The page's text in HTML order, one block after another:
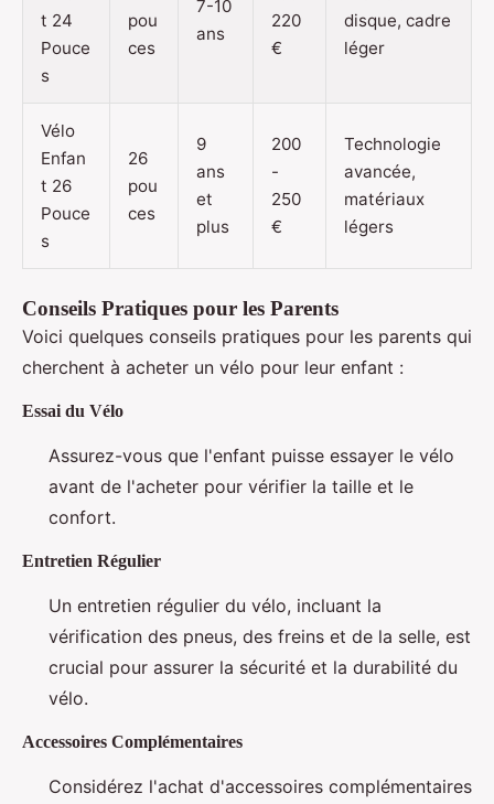
t 24
Pouce
s
pou
ces
7-10
ans
220
€
disque, cadre
léger
Vélo
Enfan
t 26
Pouce
s
26
pou
ces
9
ans
et
plus
200
-
250
€
Technologie
avancée,
matériaux
légers
Conseils Pratiques pour les Parents
Voici quelques conseils pratiques pour les parents qui
cherchent à acheter un vélo pour leur enfant :
Essai du Vélo
Assurez-vous que l'enfant puisse essayer le vélo
avant de l'acheter pour vérifier la taille et le
confort.
Entretien Régulier
Un entretien régulier du vélo, incluant la
vérification des pneus, des freins et de la selle, est
crucial pour assurer la sécurité et la durabilité du
vélo.
Accessoires Complémentaires
Considérez l'achat d'accessoires complémentaires